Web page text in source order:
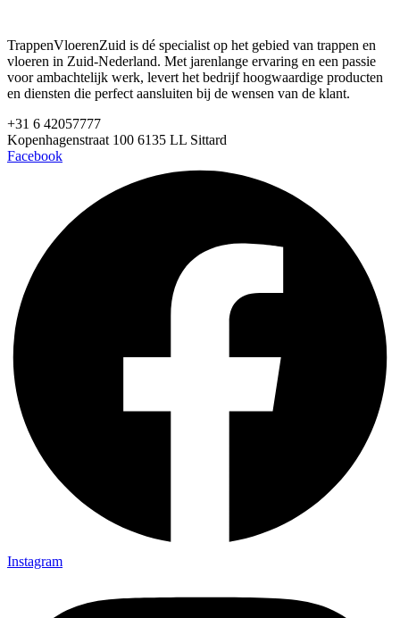
TrappenVloerenZuid is dé specialist op het gebied van trappen en
vloeren in Zuid-Nederland. Met jarenlange ervaring en een passie
voor ambachtelijk werk, levert het bedrijf hoogwaardige producten
en diensten die perfect aansluiten bij de wensen van de klant.
+31 6 42057777
Kopenhagenstraat 100 6135 LL Sittard
Facebook
Instagram